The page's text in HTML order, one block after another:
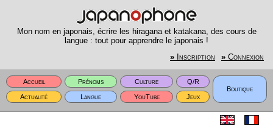
Mon nom en japonais, écrire les hiragana et katakana, des cours de
langue : tout pour apprendre le japonais !
» Inscription » Connexion
Accueil Prénoms Culture
Q/R
Boutique
Actualité
Langue YouTube Jeux